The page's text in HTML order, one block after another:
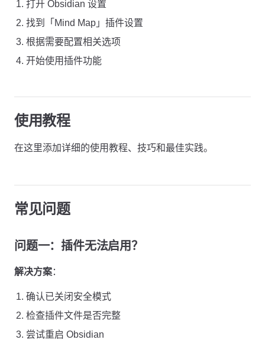
打开 Obsidian 设置
找到「Mind Map」插件设置
根据需要配置相关选项
开始使用插件功能
使用教程
在这里添加详细的使用教程、技巧和最佳实践。
常见问题
问题一：插件无法启用？
解决方案：
确认已关闭安全模式
检查插件文件是否完整
尝试重启 Obsidian